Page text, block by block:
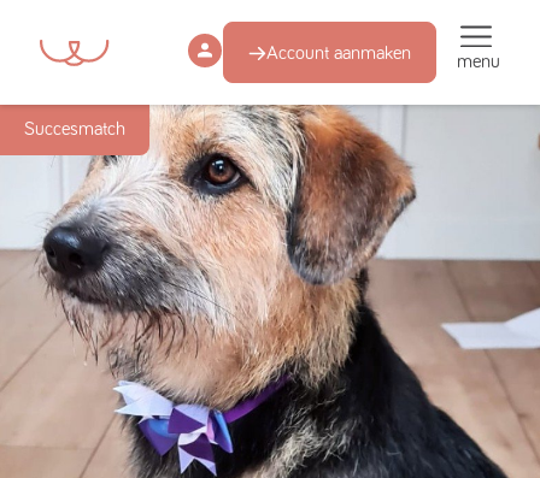
Account aanmaken menu
Succesmatch